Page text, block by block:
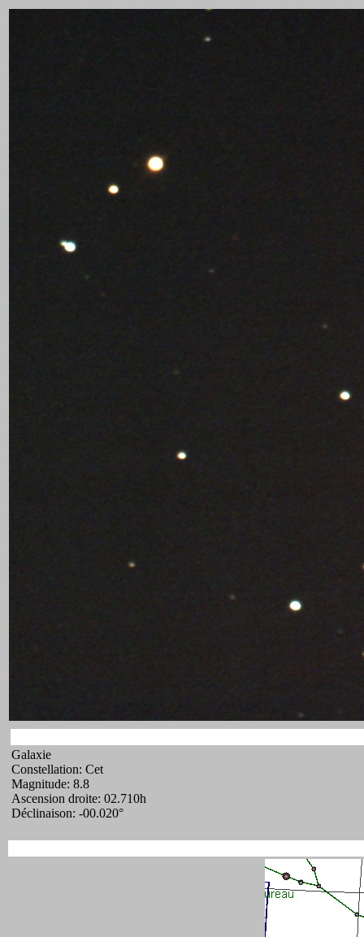
Galaxie
Constellation: Cet
Magnitude: 8.8
Ascension droite: 02.710h
Déclinaison: -00.020°